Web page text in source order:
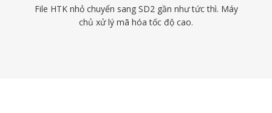
File HTK nhỏ chuyển sang SD2 gần như tức thì. Máy
chủ xử lý mã hóa tốc độ cao.